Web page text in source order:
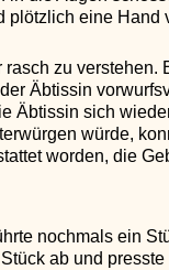
eine
zu
Äbtissin
Äbtissin sich
würde,
worden, die
nochmals ein
ab und